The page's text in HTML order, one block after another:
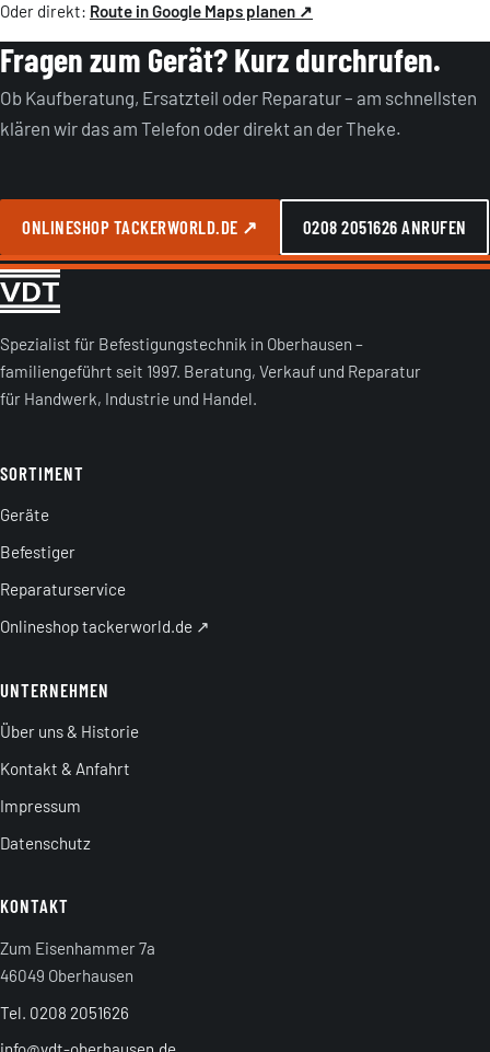
Oder direkt: Route in Google Maps planen ↗
Fragen zum Gerät? Kurz durchrufen.
Ob Kaufberatung, Ersatzteil oder Reparatur – am schnellsten
klären wir das am Telefon oder direkt an der Theke.
ONLINESHOP TACKERWORLD.DE ↗ 0208 2051626 ANRUFEN
Spezialist für Befestigungstechnik in Oberhausen –
familiengeführt seit 1997. Beratung, Verkauf und Reparatur
für Handwerk, Industrie und Handel.
SORTIMENT
Geräte
Befestiger
Reparaturservice
Onlineshop tackerworld.de ↗
UNTERNEHMEN
Über uns & Historie
Kontakt & Anfahrt
Impressum
Datenschutz
KONTAKT
Zum Eisenhammer 7a
46049 Oberhausen
Tel. 0208 2051626